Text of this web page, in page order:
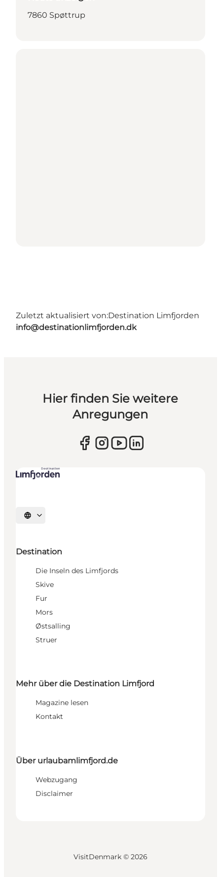
7860 Spøttrup
Zuletzt aktualisiert von:Destination Limfjorden
info@destinationlimfjorden.dk
Hier finden Sie weitere
Anregungen
Sprache auswählen
Destination
Die Inseln des Limfjords
Skive
Fur
Mors
Østsalling
Struer
Mehr über die Destination Limfjord
Magazine lesen
Kontakt
Über urlaubamlimfjord.de
Webzugang
Disclaimer
VisitDenmark © 2026